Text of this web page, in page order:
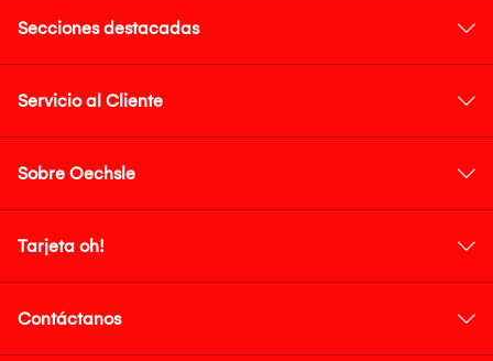
Secciones destacadas
Servicio al Cliente
Sobre Oechsle
Tarjeta oh!
Contáctanos